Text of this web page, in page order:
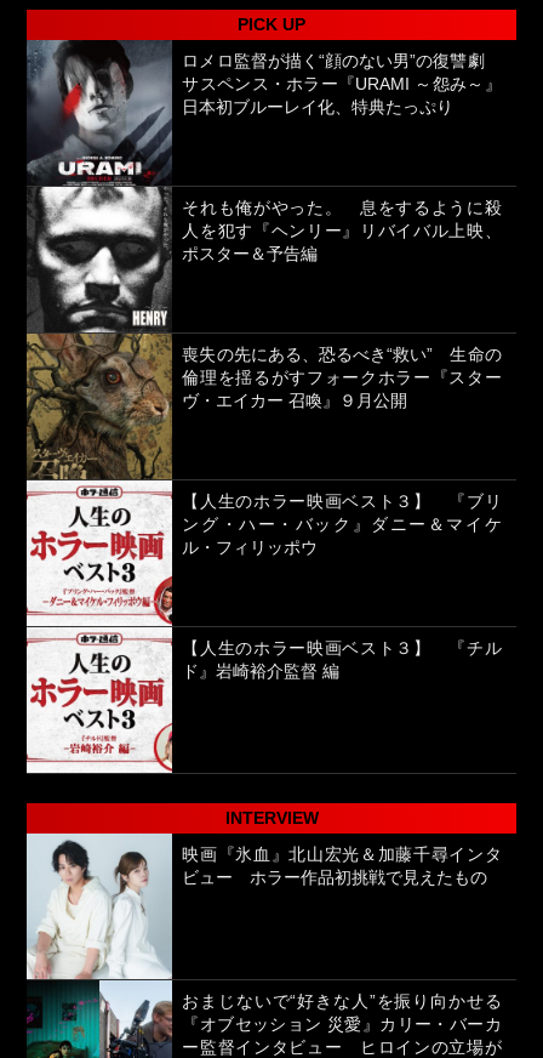
PICK UP
ロメロ監督が描く“顔のない男”の復讐劇
サスペンス・ホラー『URAMI ～怨み～』
日本初ブルーレイ化、特典たっぷり
それも俺がやった。 息をするように殺
人を犯す『ヘンリー』リバイバル上映、
ポスター＆予告編
喪失の先にある、恐るべき“救い” 生命の
倫理を揺るがすフォークホラー『スター
ヴ・エイカー 召喚』９月公開
【人生のホラー映画ベスト３】 『ブリ
ング・ハー・バック』ダニー＆マイケ
ル・フィリッポウ
【人生のホラー映画ベスト３】 『チル
ド』岩崎裕介監督 編
INTERVIEW
映画『氷血』北山宏光＆加藤千尋インタ
ビュー ホラー作品初挑戦で見えたもの
おまじないで“好きな人”を振り向かせる
『オブセッション 災愛』カリー・バーカ
ー監督インタビュー ヒロインの立場が